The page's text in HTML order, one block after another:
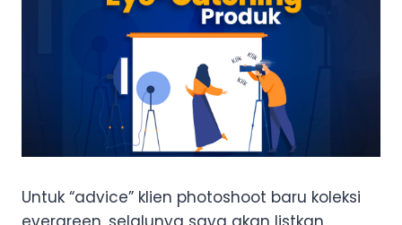
Untuk “advice” klien photoshoot baru koleksi